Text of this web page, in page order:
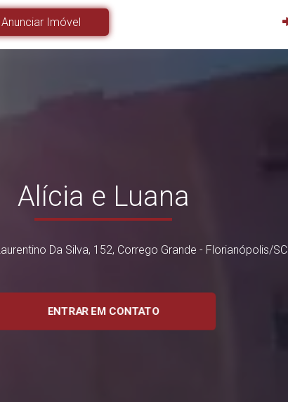
Anunciar Imóvel
Alícia e Luana
Da Silva, 152, Corrego Grande - Florianópolis/SC
ENTRAR EM CONTATO